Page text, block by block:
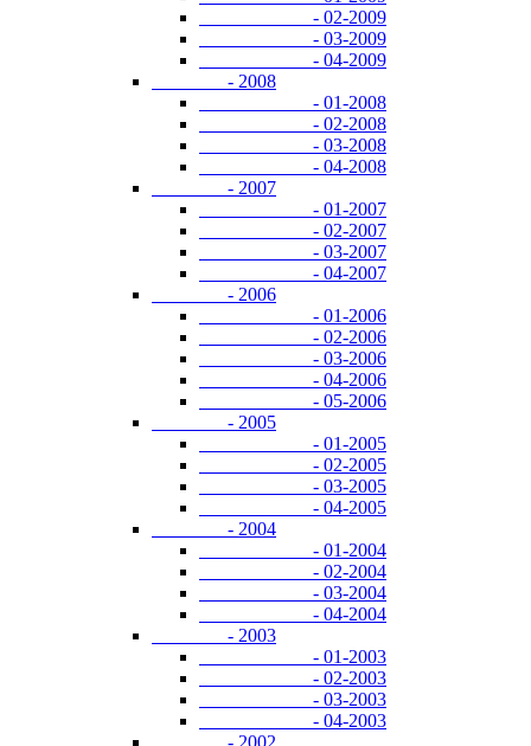
- 02-2009
- 03-2009
- 04-2009
- 2008
- 01-2008
- 02-2008
- 03-2008
- 04-2008
- 2007
- 01-2007
- 02-2007
- 03-2007
- 04-2007
- 2006
- 01-2006
- 02-2006
- 03-2006
- 04-2006
- 05-2006
- 2005
- 01-2005
- 02-2005
- 03-2005
- 04-2005
- 2004
- 01-2004
- 02-2004
- 03-2004
- 04-2004
- 2003
- 01-2003
- 02-2003
- 03-2003
- 04-2003
- 2002